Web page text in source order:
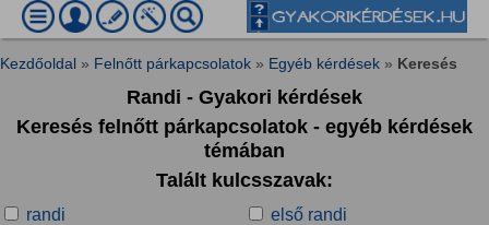
Kezdőoldal » Felnőtt párkapcsolatok » Egyéb kérdések » Keresés
Randi - Gyakori kérdések
Keresés felnőtt párkapcsolatok - egyéb kérdések
témában
Talált kulcsszavak:
randi
első randi